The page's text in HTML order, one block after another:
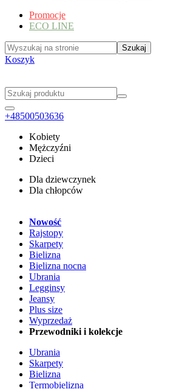
Promocje
ECO LINE
Koszyk
+48500503636
Kobiety
Mężczyźni
Dzieci
Dla dziewczynek
Dla chłopców
Nowość
Rajstopy
Skarpety
Bielizna
Bielizna nocna
Ubrania
Legginsy
Jeansy
Plus size
Wyprzedaż
Przewodniki i kolekcje
Ubrania
Skarpety
Bielizna
Termobielizna